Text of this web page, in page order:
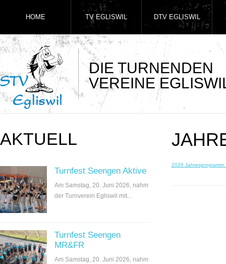
DIE TURNENDEN
VEREINE
HOME TV EGLISWIL DTV EGLISWIL
AKTUELL
Turnfest Seengen Aktive
Am Samstag, 20. Juni 2026, nahm
der Turnverein Egliswil mit...
Turnfest Seengen
MR&FR
Am Samstag, 20. Juni 2026, nahm
2026 Jahresprogramm